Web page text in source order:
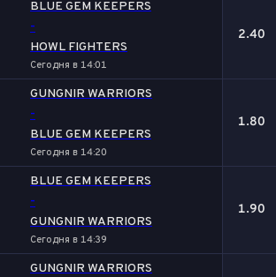
BLUE GEM KEEPERS
-
HOWL FIGHTERS
Сегодня в 14:01
2.40
GUNGNIR WARRIORS
-
BLUE GEM KEEPERS
Сегодня в 14:20
1.80
BLUE GEM KEEPERS
-
GUNGNIR WARRIORS
Сегодня в 14:39
1.90
GUNGNIR WARRIORS